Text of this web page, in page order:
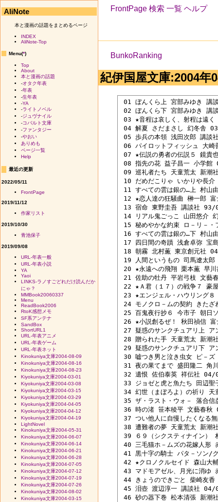
FrontPage 検索 一覧 ヘルプ
BunkoRanking
紀伊国屋文庫:2004年
01 ぼんくら上 宮部みゆき
02 ぼんくら下 宮部みゆき
03 ★音程は哀しく、射程は遠
04 解夏 さだまさし 幻冬舎
05 歩兵の本領 浅田次郎 講
06 パイロットフィッシュ 大
07 ★伝説の勇者の伝説５ 鏡
08 指先の花 益子昌一 小学
09 巡礼者たち 天童荒太 新
10 だめだこりゃ いかりや長
11 すべての雲は銀の…上 村
12 ★恋人達の狂騒曲 榊一郎
13 宿命 東野圭吾 講談社
14 リアル鬼ごっこ 山田悠介
15 秘めやかな約束 ロ－リ－
16 すべての雲は銀の…下 村
17 四日間の奇蹟 浅倉卓弥
18 朝霧 北村薫 東京創元社
19 人間というもの 司馬遼太
20 ★永遠への飛翔 栗本薫 早
21 佐助の牡丹 平岩弓枝 文
22 ★Ａ君（１７）の戦争７
23 ★エンジェル・ハウリング
24 モノクロ－ムの契約 きた
25 百鬼夜行抄６ 今市子 朝
26 ★小説創るぜ！ 秋田禎信
27 疑惑のサンクチュアリ上
28 贈られた手 天童荒太 新
29 疑惑のサンクチュアリ下
30 嘘つき男と泣き虫女 ピ－
31 夜の果てまで 盛田隆二
32 遺恨 佐伯泰英 祥伝社
33 ジョゼと虎と魚たち 田辺
34 幻世（まぼろよ）の祈り
35 ザ・ラスト・ウォ－ 落合
36 時の渚 笹本稜平 文藝春
37 つい他人に自慢したくな
38 遭難者の夢 天童荒太 新
39 ６９（シクスティナイン
40 三毛猫ホ－ムズの花嫁人
41 黒十字の騎士 パタ－ソン/
42 ★クロノクルセイド 森山
43 マドモアゼル、月光に消
44 きょうのできごと 柴崎友
45 泪壺 渡辺淳一 講談社
46 砂の器下巻 松本清張 新
AliNote
本と漫画の話題をまとめるページ
INDEX
AliNote-Top
Menu(*)
Top
About
本と漫画の話題
-オタク年表
-年表
-生年表
-YA
-ライトノベル
-ジュヴナイル
-コバルト文庫
-ファンタジー
-やおい
ありめも
ページ一覧
Help
最近の更新
2022/05/11
FrontPage
2019/11/12
作家リスト
2019/10/30
青池保子
2019/09/08
URL-年表一般
URL-年表小説
YA
Yaoi
LINKS-ラノすごどれだけ読んだか
にゃ？
MMBook20060337
Menu
ReadBook2006
RtoK感想メモ
SF系アンテナ
SandBox
ShortURL1
URL-年表アニメ
URL-年表ゲーム
URL-年表ネット
Kinokuniya文庫2004-08-09
Kinokuniya文庫2004-08-16
Kinokuniya文庫2004-08-23
Kiyokuniya文庫2004-03-01
Kiyokuniya文庫2004-03-08
Kiyokuniya文庫2004-03-15
Kiyokuniya文庫2004-03-29
Kiyokuniya文庫2004-04-05
Kiyokuniya文庫2004-04-12
Kiyokuniya文庫2004-04-19
LightNovel
Kinokuniya文庫2004-05-31
Kinokuniya文庫2004-06-07
Kinokuniya文庫2004-06-14
Kinokuniya文庫2004-06-21
Kinokuniya文庫2004-06-28
Kinokuniya文庫2004-07-05
Kinokuniya文庫2004-07-12
Kinokuniya文庫2004-07-19
Kinokuniya文庫2004-07-26
Kinokuniya文庫2004-08-02
Kinokuniya文庫2004-03-15